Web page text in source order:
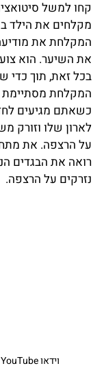
קחו למשל
מקלחים את הילד
המקלחת את
את השיער. הוא
בכל זאת, תוך כדי
המקלחת מסתיימת
כשאתם מגיעים
לארון שלו וזורק
על הרצפה. את
רואה את הבגדים
נזרקים על הרצפה.
וידאו WMV: You Tube, YouTube